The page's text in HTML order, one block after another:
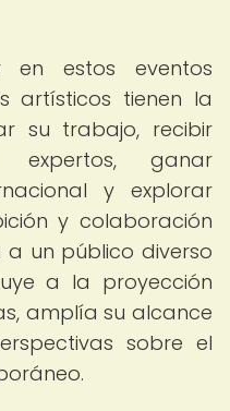
en estos eventos
artísticos tienen la
su trabajo, recibir
expertos, ganar
y explorar
y colaboración
a un público diverso
a la proyección
amplía su alcance
sobre el